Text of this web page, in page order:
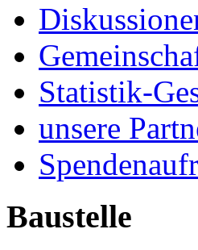
Statistik-
unsere
Baustelle